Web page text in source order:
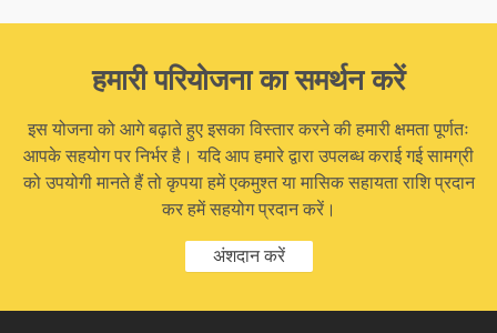
हमारी परियोजना का समर्थन करें
इस योजना को आगे बढ़ाते हुए इसका विस्तार करने की हमारी क्षमता पूर्णतः
आपके सहयोग पर निर्भर है। यदि आप हमारे द्वारा उपलब्ध कराई गई सामग्री
को उपयोगी मानते हैं तो कृपया हमें एकमुश्त या मासिक सहायता राशि प्रदान
कर हमें सहयोग प्रदान करें।
अंशदान करें